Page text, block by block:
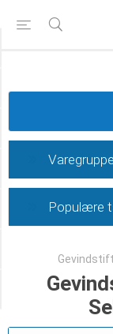
Overflade
Længde
Category
Populære